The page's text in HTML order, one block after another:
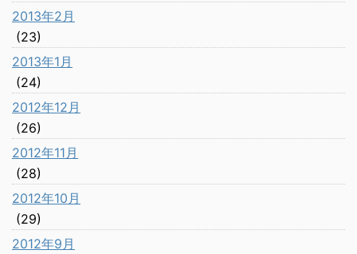
2013年2月
(23)
2013年1月
(24)
2012年12月
(26)
2012年11月
(28)
2012年10月
(29)
2012年9月